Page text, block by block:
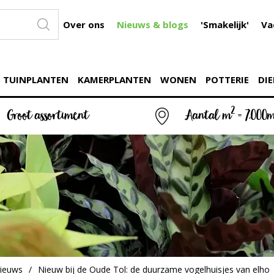
Groot assortiment Aantal m2=
Nieuw bij de Oude Tol: de duurzame vogelhuisjes van elho
Over ons Nieuws & blogs 'Smakelijk'
TUINPLANTEN KAMERPLANTEN WONEN POTTERIE